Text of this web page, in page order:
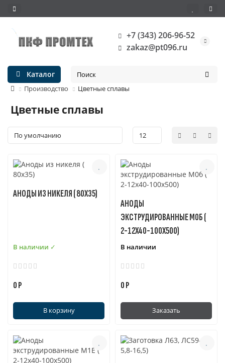
+7 (343) 206-96-52
zakaz@pt096.ru
Каталог
Производство Цветные сплавы
Цветные сплавы
АНОДЫ ИЗ НИКЕЛЯ ( 80Х35)
В наличии ✓
0 Р
В корзину
АНОДЫ
ЭКСТРУДИРОВАННЫЕ М0Б (
2-12Х40-100Х500)
В наличии
0 Р
Заказать